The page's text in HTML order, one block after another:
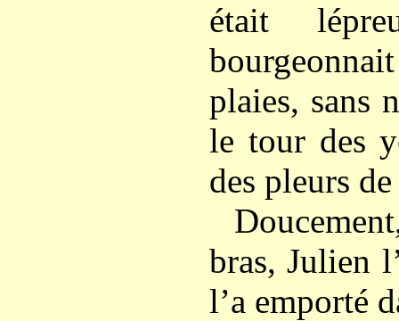
était
plaies, sans
le tour des
des pleurs
bras, Julien
l’a emporté